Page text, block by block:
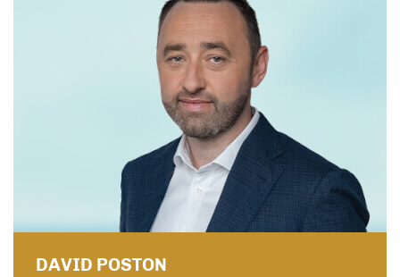
DAVID POSTON